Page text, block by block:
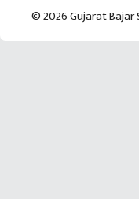
© 2026 Gujarat Bajar